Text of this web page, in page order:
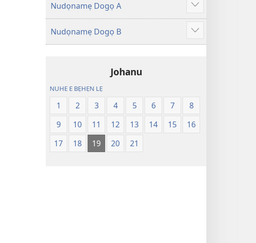
Nudọnamẹ Dogọ A
Show
more
Nudọnamẹ Dogọ B
Show
more
Johanu
NUHE E BẸHẸN LẸ
1 2 3 4 5 6 7
8
9
10 11 12 13 14 15
16
17
18 19 20 21